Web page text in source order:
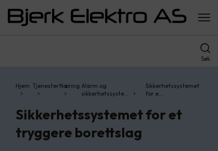
Søk
Hjem TjenesterNæring Alarm og
sikkerhetssyste…
Sikkerhetssystemet
for e…
Sikkerhetssystemet for et
tryggere borettslag